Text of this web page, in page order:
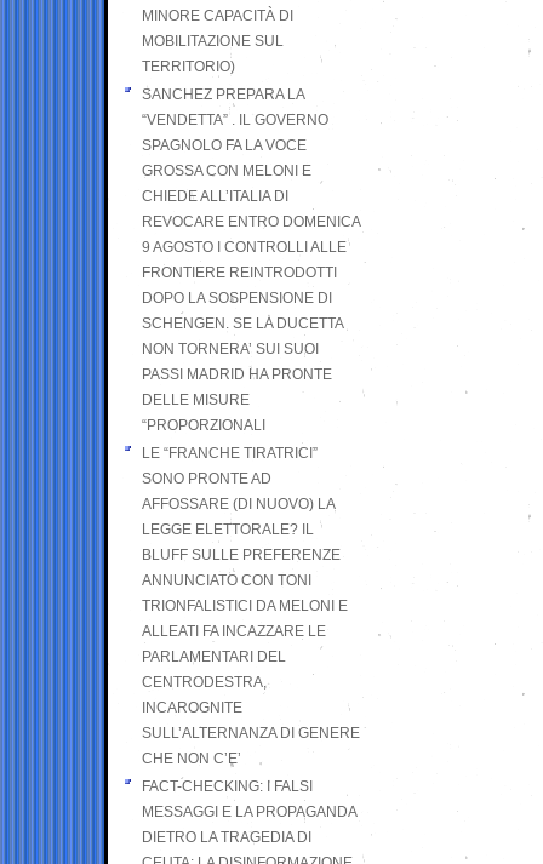
MINORE CAPACITÀ DI
MOBILITAZIONE SUL
TERRITORIO)
SANCHEZ PREPARA LA
“VENDETTA” . IL GOVERNO
SPAGNOLO FA LA VOCE
GROSSA CON MELONI E
CHIEDE ALL’ITALIA DI
REVOCARE ENTRO DOMENICA
9 AGOSTO I CONTROLLI ALLE
FRONTIERE REINTRODOTTI
DOPO LA SOSPENSIONE DI
SCHENGEN. SE LA DUCETTA
NON TORNERA’ SUI SUOI
PASSI MADRID HA PRONTE
DELLE MISURE
“PROPORZIONALI
LE “FRANCHE TIRATRICI”
SONO PRONTE AD
AFFOSSARE (DI NUOVO) LA
LEGGE ELETTORALE? IL
BLUFF SULLE PREFERENZE
ANNUNCIATO CON TONI
TRIONFALISTICI DA MELONI E
ALLEATI FA INCAZZARE LE
PARLAMENTARI DEL
CENTRODESTRA,
INCAROGNITE
SULL’ALTERNANZA DI GENERE
CHE NON C’E’
FACT-CHECKING: I FALSI
MESSAGGI E LA PROPAGANDA
DIETRO LA TRAGEDIA DI